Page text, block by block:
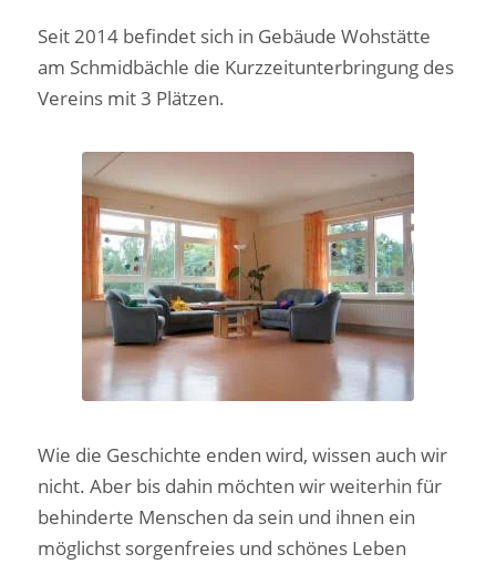
Seit 2014 befindet sich in Gebäude Wohstätte
am Schmidbächle die Kurzzeitunterbringung des
Vereins mit 3 Plätzen.
Kurzzeitunterbringung
in Rudersberg
Wie die Geschichte enden wird, wissen auch wir
nicht. Aber bis dahin möchten wir weiterhin für
behinderte Menschen da sein und ihnen ein
möglichst sorgenfreies und schönes Leben